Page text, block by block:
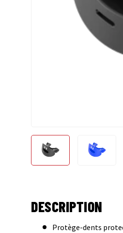
DESCRIPTION
Protège-dents